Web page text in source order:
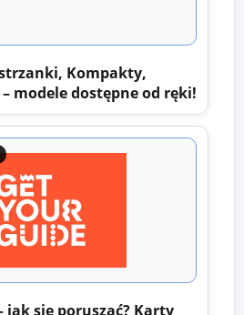
Kompakty,
modele dostępne od ręki!
jak się poruszać? Karty